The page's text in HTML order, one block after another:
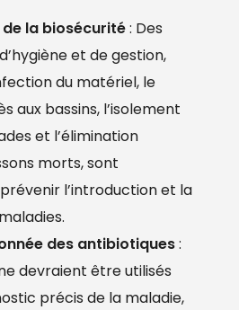
la biosécurité: Des
et de gestion,
du matériel, le
aux bassins, l’isolement
et l’élimination
morts, sont
l’introduction et la
des antibiotiques:
devraient être utilisés
précis de la maladie,